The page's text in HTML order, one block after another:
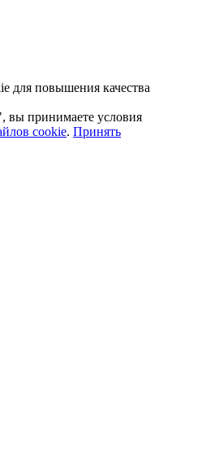
для повышения качества
принимаете условия
cookie. Принять